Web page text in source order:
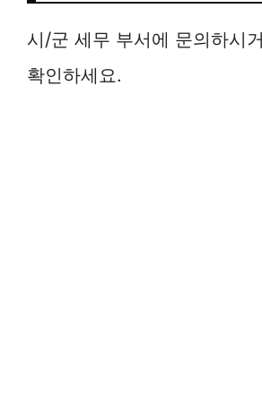
시/군 세무 부서에 문의하시
확인하세요.